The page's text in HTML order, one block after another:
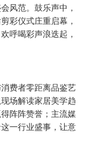
风范。鼓乐声中，
彩仪式庄重启幕，
呼喝彩声浪迭起，
费者零距离品鉴艺
场解读家居美学趋
阵阵赞誉；主流媒
一行业盛事，让意